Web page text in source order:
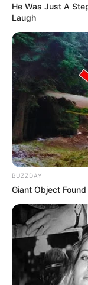
He Was Just A
Laugh
BUZZDAY
Giant Object